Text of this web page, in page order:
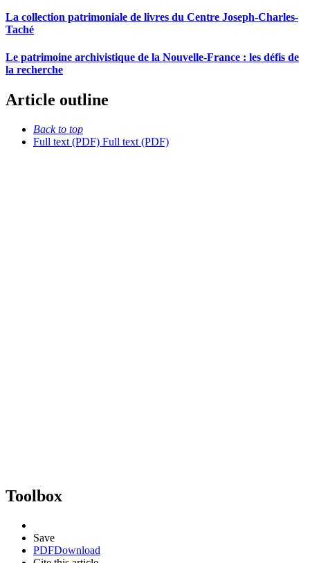
La collection patrimoniale de livres du Centre Joseph-Charles-
Taché
Le patrimoine archivistique de la Nouvelle-France : les défis de
la recherche
Article outline
Back to top
Full text (PDF) Full text (PDF)
Toolbox
Save
PDFDownload